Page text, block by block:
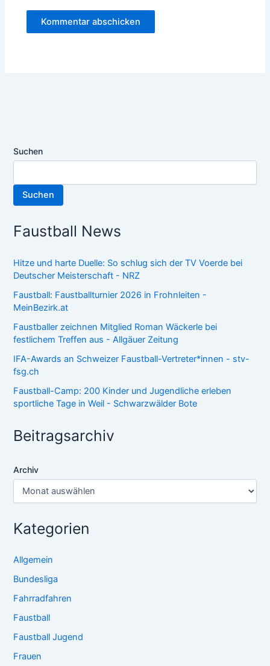
Suchen
Suchen
Faustball News
Hitze und harte Duelle: So schlug sich der TV Voerde bei
Deutscher Meisterschaft - NRZ
Faustball: Faustballturnier 2026 in Frohnleiten -
MeinBezirk.at
Faustballer zeichnen Mitglied Roman Wäckerle bei
festlichem Treffen aus - Allgäuer Zeitung
IFA-Awards an Schweizer Faustball-Vertreter*innen - stv-
fsg.ch
Faustball-Camp: 200 Kinder und Jugendliche erleben
sportliche Tage in Weil - Schwarzwälder Bote
Beitragsarchiv
Archiv
Kategorien
Allgemein
Bundesliga
Fahrradfahren
Faustball
Faustball Jugend
Frauen